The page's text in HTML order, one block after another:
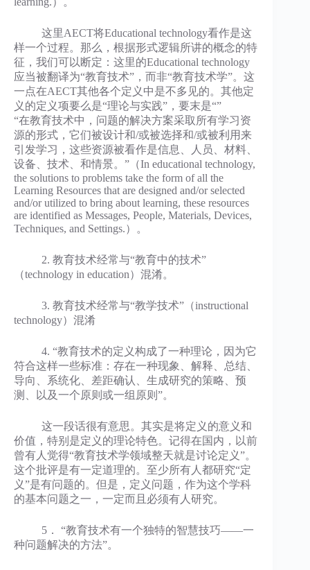
这里AECT将Educational technology看作是这
样一个过程。那么，根据形式逻辑所讲的概念的特
征，我们可以断定：这里的Educational technology
应当被翻译为“教育技术”，而非“教育技术学”。这
一点在AECT其他各个定义中是不多见的。其他定
义的定义项要么是“理论与实践”，要末是“”
“在教育技术中，问题的解决方案采取所有学习资
源的形式，它们被设计和/或被选择和/或被利用来
引发学习，这些资源被看作是信息、人员、材料、
设备、技术、和情景。”（In educational technology,
the solutions to problems take the form of all the
Learning Resources that are designed and/or selected
and/or utilized to bring about learning, these resources
are identified as Messages, People, Materials, Devices,
Techniques, and Settings.）。
2. 教育技术经常与“教育中的技术”
（technology in education）混淆。
3. 教育技术经常与“教学技术”（instructional
technology）混淆
4. “教育技术的定义构成了一种理论，因为它
符合这样一些标准：存在一种现象、解释、总结、
导向、系统化、差距确认、生成研究的策略、预
测、以及一个原则或一组原则”。
这一段话很有意思。其实是将定义的意义和
价值，特别是定义的理论特色。记得在国内，以前
曾有人觉得“教育技术学领域整天就是讨论定义”。
这个批评是有一定道理的。至少所有人都研究“定
义”是有问题的。但是，定义问题，作为这个学科
的基本问题之一，一定而且必须有人研究。
5． “教育技术有一个独特的智慧技巧——一
种问题解决的方法”。